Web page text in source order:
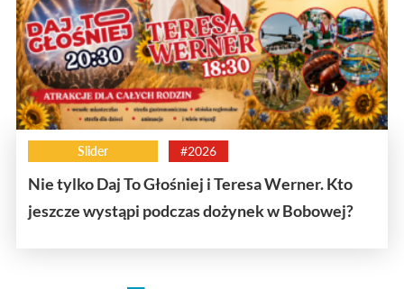
Slider #2026
Nie tylko Daj To Głośniej i Teresa Werner. Kto
jeszcze wystąpi podczas dożynek w Bobowej?